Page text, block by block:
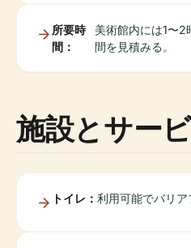
所要時
間：
美術館内には1〜
間を見積みる。
施設とサー
トイレ： 利用可能でバリア